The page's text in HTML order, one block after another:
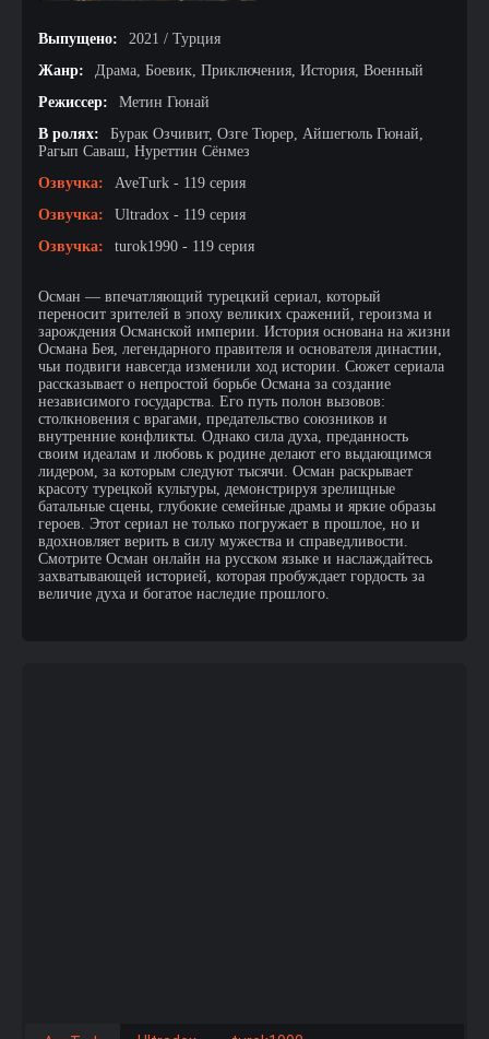
Выпущено:
2021 / Турция
Жанр:
Драма, Боевик, Приключения, История, Военный
Режиссер:
Метин Гюнай
В ролях:
Бурак Озчивит, Озге Тюрер, Айшегюль Гюнай,
Рагып Саваш, Нуреттин Сёнмез
Озвучка:
AveTurk - 119 серия
Озвучка:
Ultradox - 119 серия
Озвучка:
turok1990 - 119 серия
Осман — впечатляющий турецкий сериал, который
переносит зрителей в эпоху великих сражений, героизма и
зарождения Османской империи. История основана на жизни
Османа Бея, легендарного правителя и основателя династии,
чьи подвиги навсегда изменили ход истории. Сюжет сериала
рассказывает о непростой борьбе Османа за создание
независимого государства. Его путь полон вызовов:
столкновения с врагами, предательство союзников и
внутренние конфликты. Однако сила духа, преданность
своим идеалам и любовь к родине делают его выдающимся
лидером, за которым следуют тысячи. Осман раскрывает
красоту турецкой культуры, демонстрируя зрелищные
батальные сцены, глубокие семейные драмы и яркие образы
героев. Этот сериал не только погружает в прошлое, но и
вдохновляет верить в силу мужества и справедливости.
Смотрите Осман онлайн на русском языке и наслаждайтесь
захватывающей историей, которая пробуждает гордость за
величие духа и богатое наследие прошлого.